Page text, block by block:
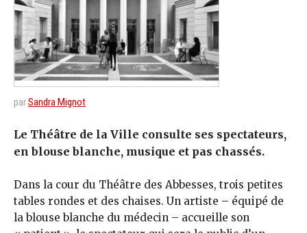
parSandra Mignot
Le Théâtre de la Ville consulte ses spectateurs,
en blouse blanche, musique et pas chassés.
Dans la cour du Théâtre des Abbesses, trois petites
tables rondes et des chaises. Un artiste – équipé de
la blouse blanche du médecin – accueille son